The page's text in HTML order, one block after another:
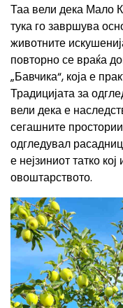
Таа вели дека Мало
тука го завршува
животните
повторно се враќа
„Бавчика“, која е
Традицијата за
вели дека е
сегашните
одгледувал
е нејзиниот татко
овоштарството.